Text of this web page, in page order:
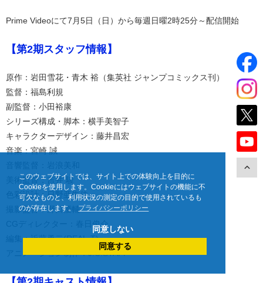
このウェブサイトでは、サイト上での体験向上を目的に
Cookieを使用します。Cookieにはウェブサイトの機能に不
可欠なものと、利用状況の測定の目的で使用されているも
のが存在します。
プライバシーポリシー
同意しない
同意する
Prime Videoにて7月5日（日）から毎週日曜2時25分～配信開始
【第2期スタッフ情報】
原作：岩田雪花・青木 裕（集英社 ジャンプコミックス刊）
監督：福島利規
副監督：小田裕康
シリーズ構成・脚本：横手美智子
キャラクターデザイン：藤井昌宏
音楽：宮崎 誠
美術監督：吉井 駿
色彩設計：日野亜朱佳
撮影監督：野口優輔
CGディレクター：春日俊介
編集：近藤勇二(REAL-T)
アニメーション制作：J.C.STAFF